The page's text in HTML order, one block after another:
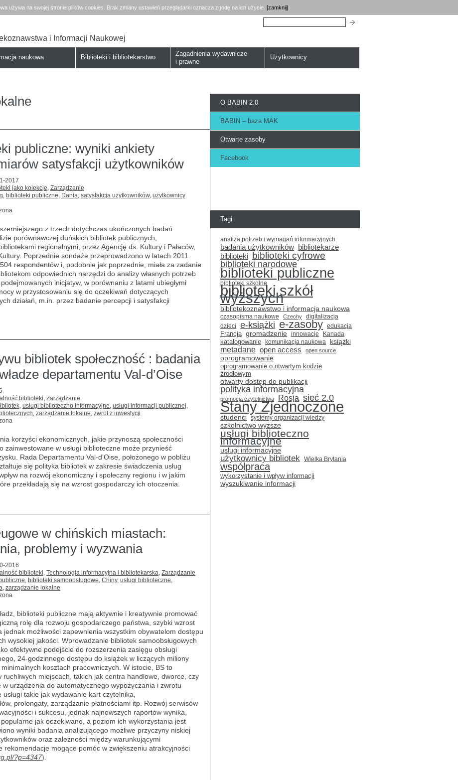
używa na swojej stronie plików cookies. Brak zmiany ustawień przeglądarki oznacza zgodę na ich użycie. [zamknij]
i Informacji Naukowej
Szukaj:
naukowa Biblioteki i bibliotekarstwo
Zagadnienia wydawnicze
i prawne
Użytkownicy
publiczne: wyniki ankiety
satysfakcji użytkowników
2017
jako kolekcje, Zarządzanie
, biblioteki publiczne, Dania, satysfakcja użytkowników, użytkownicy
z trzech dotychczas ukończonych badań
porównawczej duńskich bibliotek publicznych,
regionalnymi, przez Agencję ds. Kultury i Pałaców,
Poprzednie sondaże przeprowadzono w latach 2011
respondentów i, podobnie jak poprzednie, miała za zadanie
odpowiednich narzędzi do analizy własnych potrzeb
inicjatyw, w porównaniu z latami ubiegłymi
w przystosowaniu się do oczekiwań dotyczących
działań, m.in. przez badanie percepcji i satysfakcji
bibliotek społeczność : badania
departamentu Val-d’Oise
biblioteki, Zarządzanie
, usługi biblioteczno informacyjne, usługi informacji publicznej,
, zarządzanie lokalne, zwrot z inwestycji
korzyści ekonomicznych, jakie przynoszą społeczności
zainwestowane w usługi biblioteczne może przynieść
Rada Departamentu Val-d’Oise, położonego w pobliżu
się polityka bibliotek w zakresie świadczenia usług
na rozwój ekonomiczny i społeczny regionu i w jakim
przekładają się na wzrost gospodarczy ich otoczenia.
w chińskich miastach:
problemy i wyzwania
2016
biblioteki, Technologia informacyjna i bibliotekarska, Zarządzanie
, biblioteki samoobsługowe, Chiny, usługi biblioteczne,
, zarządzanie lokalne
biblioteki publiczne mają aktywnie i kreatywnie promować
rolę dla rozwoju gospodarczego państwa, szybki wzrost
jednak możliwości zapewnienia wszystkim obywatelom dostępu
wysokiej jakości. Wprowadzanie bibliotek samoobsługowych
efektywne podejście do rozszerzenia zasięgu obsługi
24-godzinnego dostępu do książek w liczących miliony
kosztach pracowniczych. W istocie, BS to
ruchliwych miejscach, takich jak centra handlowe, dworce, czy
w urządzenia do automatycznego wypożyczania i zwrotu
takie jak wydawanie kart czytelnika,
prolongaty, zarządzanie płatnościami itp. Rozwój serwisów
i sukcesu, jednak najnowszych raportów wynika,
jak oczekiwano, a poziom ich wykorzystania jest
wyniki badania analizującego możliwe przyczyny niskiej
oraz zależności między warunkującymi
rekomendacje mogące pomóc w zwiększeniu atrakcyjności
?p=4347).
O BABIN 2.0
BABIN – baza MAK
Otwarte zasoby
Facebook
Tagi
analiza potrzeb i wymagań informacyjnych
badania użytkowników bibliotekarze
biblioteki biblioteki cyfrowe
biblioteki narodowe
biblioteki publiczne
biblioteki szkolne
biblioteki szkół
wyższych
bibliotekoznawstwo i informacja naukowa
czasopisma naukowe Czechy digitalizacja
dzieci e-książki e-zasoby edukacja
Francja gromadzenie innowacje
Kanada
katalogowanie
komunikacja naukowa książki
metadane open access open source
oprogramowanie
oprogramowanie o otwartym kodzie
źrodłowym
otwarty dostęp do publikacji
polityka informacyjna
promocja czytelnictwa Rosja sieć 2.0
Stany Zjednoczone
studenci systemy organizacji wiedzy
szkolnictwo wyższe
usługi biblioteczno
informacyjne
usługi informacyjne
użytkownicy bibliotek Wielka Brytania
współpraca
wykorzystanie i wpływ informacji
wyszukiwanie informacji